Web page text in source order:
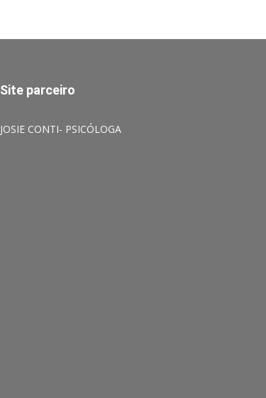
Site parceiro
JOSIE CONTI- PSICÓLOGA